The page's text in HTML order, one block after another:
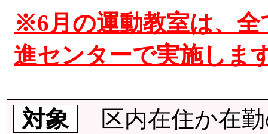
※6月の運動教室は、全
進センターで実施しま
対象
区内在住か在